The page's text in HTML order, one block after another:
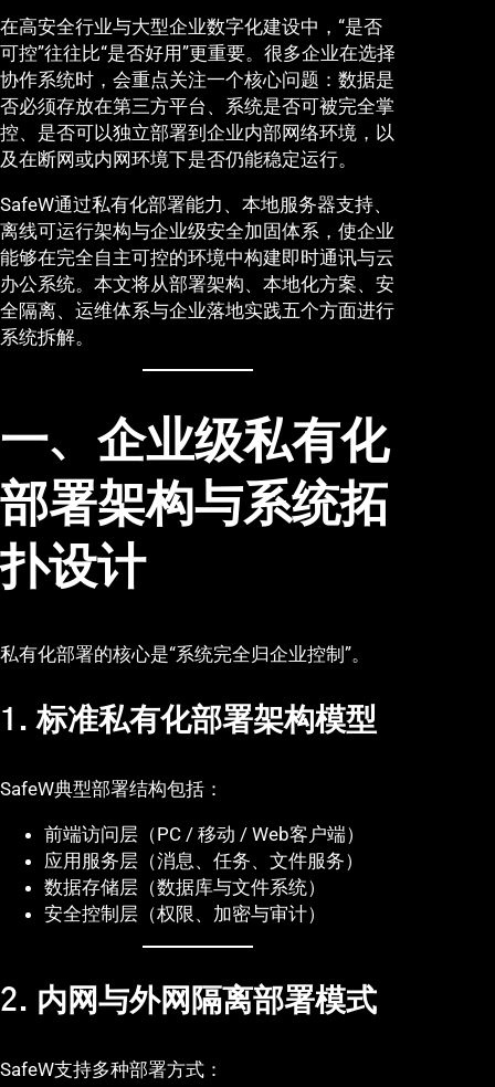
在高安全行业与大型企业数字化建设中，“是否
可控”往往比“是否好用”更重要。很多企业在选择
协作系统时，会重点关注一个核心问题：数据是
否必须存放在第三方平台、系统是否可被完全掌
控、是否可以独立部署到企业内部网络环境，以
及在断网或内网环境下是否仍能稳定运行。
SafeW通过私有化部署能力、本地服务器支持、
离线可运行架构与企业级安全加固体系，使企业
能够在完全自主可控的环境中构建即时通讯与云
办公系统。本文将从部署架构、本地化方案、安
全隔离、运维体系与企业落地实践五个方面进行
系统拆解。
一、企业级私有化
部署架构与系统拓
扑设计
私有化部署的核心是“系统完全归企业控制”。
1. 标准私有化部署架构模型
SafeW典型部署结构包括：
前端访问层（PC / 移动 / Web客户端）
应用服务层（消息、任务、文件服务）
数据存储层（数据库与文件系统）
安全控制层（权限、加密与审计）
2. 内网与外网隔离部署模式
SafeW支持多种部署方式：